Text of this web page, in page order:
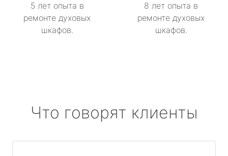
5 лет опыта в
ремонте духовых
шкафов.
8 лет опыта в
ремонте духовых
шкафов.
Что говорят клиенты